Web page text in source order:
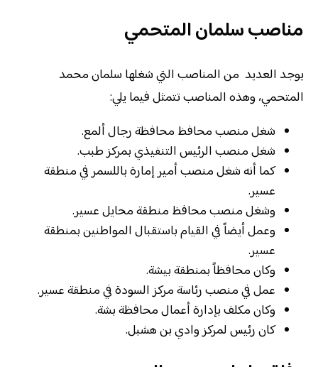
مناصب سلمان المتحمي
يوجد العديد من المناصب التي شغلها سلمان محمد
المتحمي، وهذه المناصب تتمثل فيما يلي:
شغل منصب محافظ محافظة رجال ألمع.
شغل منصب الرئيس التنفيذي بمركز طبب.
كما أنه شغل منصب أمير إمارة باللسمر في منطقة
عسير.
وشغل منصب محافظ منطقة محايل عسير.
وعمل أيضاً في القيام باستقبال المواطنين بمنطقة
عسير.
وكان محافظاً بمنطقة بيشة.
عمل في منصب رئاسة مركز السودة في منطقة عسير.
وكان مكلف بإدارة أعمال محافظة بشة.
كان رئيس لمركز وادي بن هشبل.